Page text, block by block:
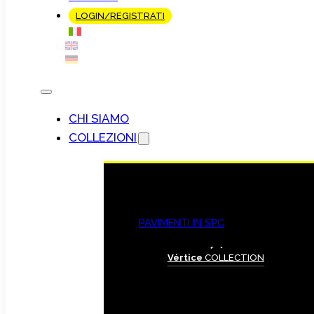
LOGIN/REGISTRATI
CHI SIAMO
COLLEZIONI
PAVIMENTI IN SPC
Vértice COLLECTION